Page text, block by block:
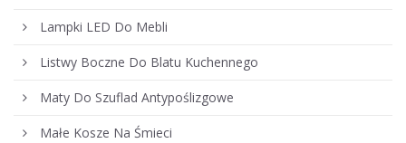
Lampki LED Do Mebli
Listwy Boczne Do Blatu Kuchennego
Maty Do Szuflad Antypoślizgowe
Małe Kosze Na Śmieci